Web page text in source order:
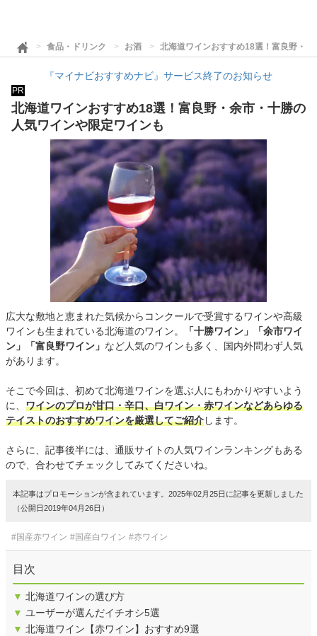
食品・ドリンク お酒 北海道ワインおすすめ18選！富良野・
『マイナビおすすめナビ』サービス終了のお知らせ
PR
北海道ワインおすすめ18選！富良野・余市・十勝の
人気ワインや限定ワインも
広大な敷地と恵まれた気候からコンクールで受賞するワインや高級
ワインも生まれている北海道のワイン。
「十勝ワイン」「余市ワイ
ン」「富良野ワイン」 など人気のワインも多く、国内外問わず人気
があります。
そこで今回は、初めて北海道ワインを選ぶ人にもわかりやすいよう
に、 ワインのプロが甘口・辛口、白ワイン・赤ワインなどあらゆる
テイストのおすすめワインを厳選してご紹介します。
さらに、記事後半には、通販サイトの人気ワインランキングもある
ので、合わせてチェックしてみてくださいね。
本記事はプロモーションが含まれています。2025年02月25日に記事を更新しました
（公開日2019年04月26日）
#国産赤ワイン #国産白ワイン #赤ワイン
目次
▼ 北海道ワインの選び方
▼ ユーザーが選んだイチオシ5選
▼ 北海道ワイン【赤ワイン】おすすめ9選